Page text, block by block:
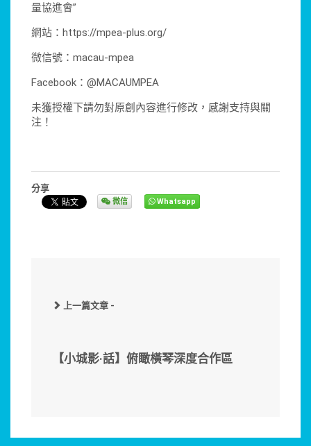
量協進會”
網站：https://mpea-plus.org/
微信號：macau-mpea
Facebook：@MACAUMPEA
未獲授權下請勿對原創內容進行修改，感謝支持與關
注！
分享
微信 Whatsapp
上一篇文章 -
【小城影·話】俯瞰橫琴深度合作區